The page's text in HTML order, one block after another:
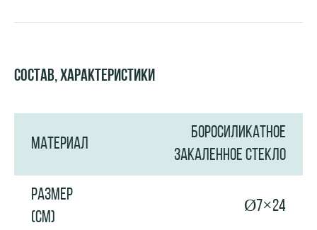
Состав, характеристики
МАТЕРИАЛ
БОРОСИЛИКАТНОЕ
ЗАКАЛЕННОЕ СТЕКЛО
РАЗМЕР
(СМ)
Ø7×24